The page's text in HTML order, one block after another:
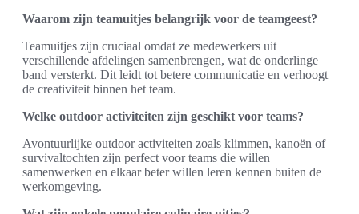
Waarom zijn teamuitjes belangrijk voor de teamgeest?
Teamuitjes zijn cruciaal omdat ze medewerkers uit
verschillende afdelingen samenbrengen, wat de onderlinge
band versterkt. Dit leidt tot betere communicatie en verhoogt
de creativiteit binnen het team.
Welke outdoor activiteiten zijn geschikt voor teams?
Avontuurlijke outdoor activiteiten zoals klimmen, kanoën of
survivaltochten zijn perfect voor teams die willen
samenwerken en elkaar beter willen leren kennen buiten de
werkomgeving.